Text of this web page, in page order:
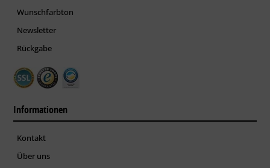
Wunschfarbton
Newsletter
Rückgabe
Informationen
Kontakt
Über uns